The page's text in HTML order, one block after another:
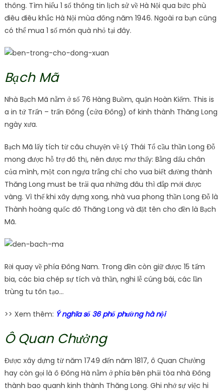
thông. Tìm hiểu 1 số thông tin lịch sử về Hà Nội qua bức phù
điêu điêu khắc Hà Nội mùa đông năm 1946. Ngoài ra bạn cũng
có thể mua 1 số món quà nhỏ tại đây.
Bạch Mã
Nhà Bạch Mã nằm ở số 76 Hàng Buồm, quận Hoàn Kiếm. This is
a in tứ Trấn – trấn Đông (cửa Đông) of kinh thành Thăng Long
ngày xưa.
Bạch Mã lấy tích từ câu chuyện về Lý Thái Tổ cầu thần Long Đỗ
mong được hỗ trợ đô thị, nên được mơ thấy: Bằng dấu chân
của mình, một con ngựa trắng chỉ cho vua biết đường thành
Thăng Long must be trải qua những đâu thì đắp mới được
vàng. Vì thế khi xây dựng xong, nhà vua phong thần Long Đỗ là
Thành hoàng quốc đô Thăng Long và đặt tên cho đền là Bạch
Mã.
Rời quay về phía Đông Nam. Trong đền còn giữ được 15 tấm
bia, các bia chép sự tích và thần, nghi lễ cúng bái, các lần
trùng tu tôn tạo…
>> Xem thêm: Ý nghĩa số 36 phố phường hà nội
Ô Quan Chưởng
Được xây dựng từ năm 1749 đến năm 1817, ô Quan Chưởng
hay còn gọi là ô Đông Hà nằm ở phía bên phải tòa nhà Đông
thành bao quanh kinh thành Thăng Long. Ghi nhớ sự việc hi